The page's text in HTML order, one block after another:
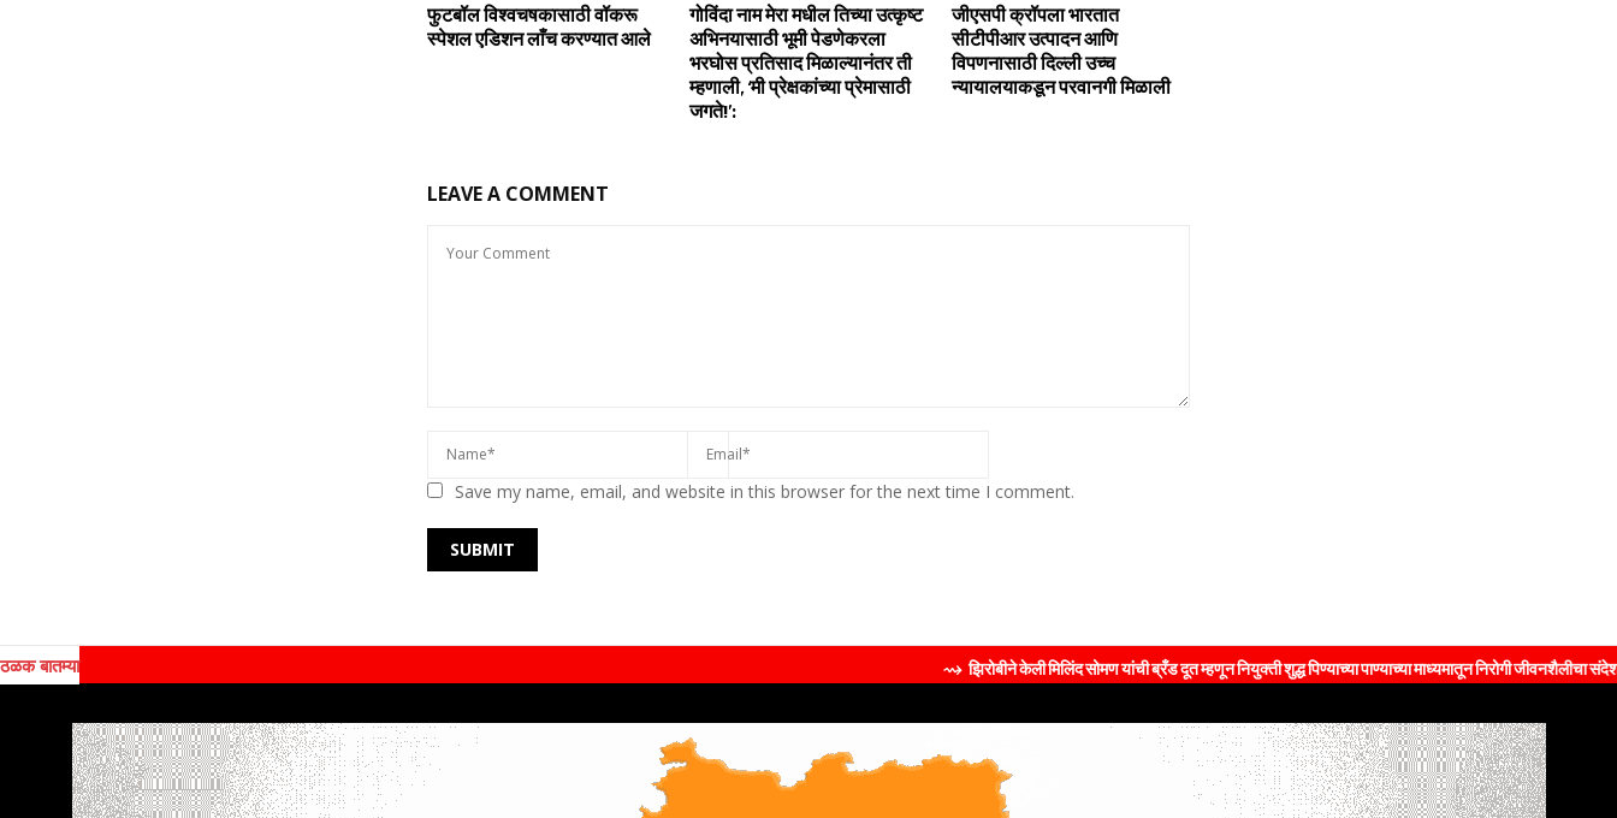
फुटबॉल विश्वचषकासाठी वॉकरू
स्पेशल एडिशन लाँच करण्यात आले
गोविंदा नाम मेरा मधील तिच्या उत्कृष्ट
अभिनयासाठी भूमी पेडणेकरला
भरघोस प्रतिसाद मिळाल्यानंतर ती
म्हणाली, ‘मी प्रेक्षकांच्या प्रेमासाठी
जगते!’:
जीएसपी क्रॉपला भारतात
सीटीपीआर उत्पादन आणि
विपणनासाठी दिल्ली उच्च
न्यायालयाकडून परवानगी मिळाली
LEAVE A COMMENT
Save my name, email, and website in this browser for the next time I comment.
ठळक बातम्या ⇝ झिरोबीने केली मिलिंद सोमण यांची ब्रँड दूत म्हणून नियुक्ती शुद्ध पिण्याच्या पाण्याच्या माध्यमातून निरोगी जीवनशैलीचा संदेश जनतेपर्यंत